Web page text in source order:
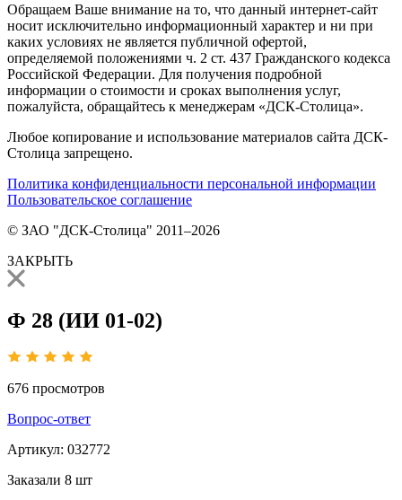
Обращаем Ваше внимание на то, что данный интернет-сайт
носит исключительно информационный характер и ни при
каких условиях не является публичной офертой,
определяемой положениями ч. 2 ст. 437 Гражданского кодекса
Российской Федерации. Для получения подробной
информации о стоимости и сроках выполнения услуг,
пожалуйста, обращайтесь к менеджерам «ДСК-Столица».
Любое копирование и использование материалов сайта ДСК-
Столица запрещено.
Политика конфиденциальности персональной информации
Пользовательское соглашение
© ЗАО "ДСК-Столица" 2011–2026
ЗАКРЫТЬ
Ф 28 (ИИ 01-02)
676 просмотров
Вопрос-ответ
Артикул: 032772
Заказали 8 шт